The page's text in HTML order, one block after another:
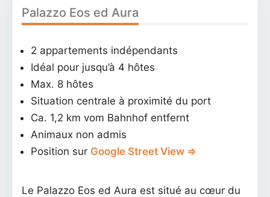
Palazzo Eos ed Aura
2 appartements indépendants
Idéal pour jusqu’à 4 hôtes
Max. 8 hôtes
Situation centrale à proximité du port
Ca. 1,2 km vom Bahnhof entfernt
Animaux non admis
Position sur Google Street View ⇒
Le Palazzo Eos ed Aura est situé au cœur du